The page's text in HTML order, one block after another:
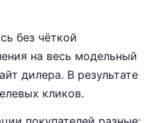
без чёткой
на весь модельный
дилера. В результате
кликов.